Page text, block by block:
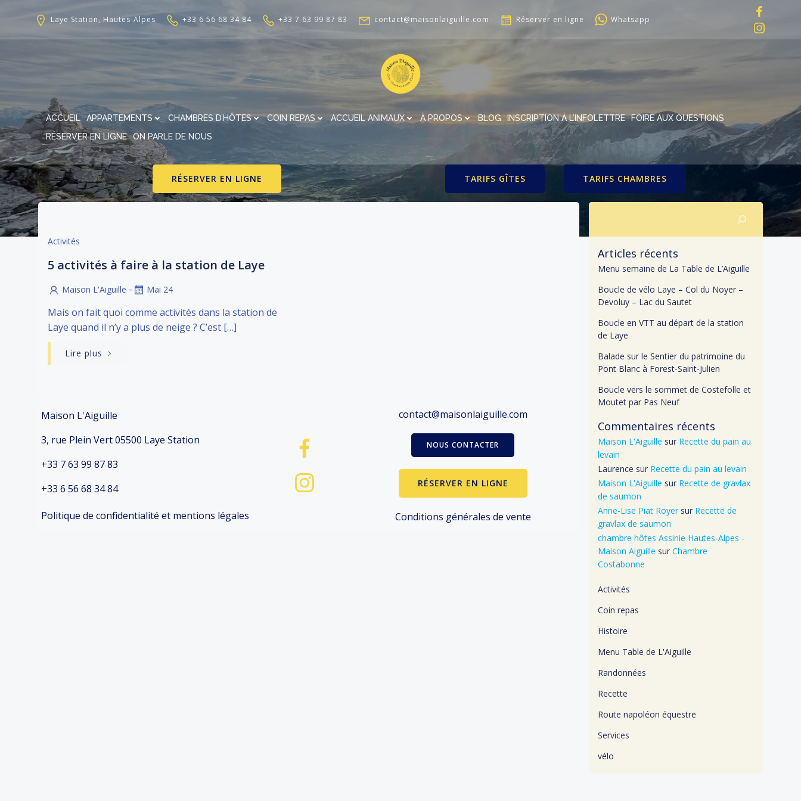
contenu
Laye Station, Hautes-Alpes +33 6 56 68 34 84 +33 7 63 99 87 83 contact@maisonlaiguille.com Réserver en ligne Whatsapp
ACCUEIL APPARTEMENTS CHAMBRES D’HÔTES COIN REPAS ACCUEIL ANIMAUX À PROPOS BLOG INSCRIPTION À L’INFOLETTRE
FOIRE AUX QUESTIONS
RÉSERVER EN LIGNE
ON PARLE DE NOUS
RÉSERVER EN LIGNE TARIFS GÎTES TARIFS CHAMBRES
Activités
5 activités à faire à la station de Laye
Maison L'Aiguille - Mai 24
Mais on fait quoi comme activités dans la station de
Laye quand il n’y a plus de neige ? C’est […]
Lire plus
Maison L'Aiguille
3, rue Plein Vert 05500 Laye Station
+33 7 63 99 87 83
+33 6 56 68 34 84
Politique de confidentialité et mentions légales
contact@maisonlaiguille.com
NOUS CONTACTER
RÉSERVER EN LIGNE
Conditions générales de vente
Articles récents
Menu semaine de La Table de L’Aiguille
Boucle de vélo Laye – Col du Noyer –
Devoluy – Lac du Sautet
Boucle en VTT au départ de la station
de Laye
Balade sur le Sentier du patrimoine du
Pont Blanc à Forest-Saint-Julien
Boucle vers le sommet de Costefolle et
Moutet par Pas Neuf
Commentaires récents
Maison L'Aiguille sur Recette du pain au
levain
Laurence sur Recette du pain au levain
Maison L'Aiguille sur Recette de gravlax
de saumon
Anne-Lise Piat Royersur Recette de
gravlax de saumon
chambre hôtes Assinie Hautes-Alpes -
Maison Aiguille sur Chambre
Costabonne
Activités
Coin repas
Histoire
Menu Table de L'Aiguille
Randonnées
Recette
Route napoléon équestre
Services
vélo